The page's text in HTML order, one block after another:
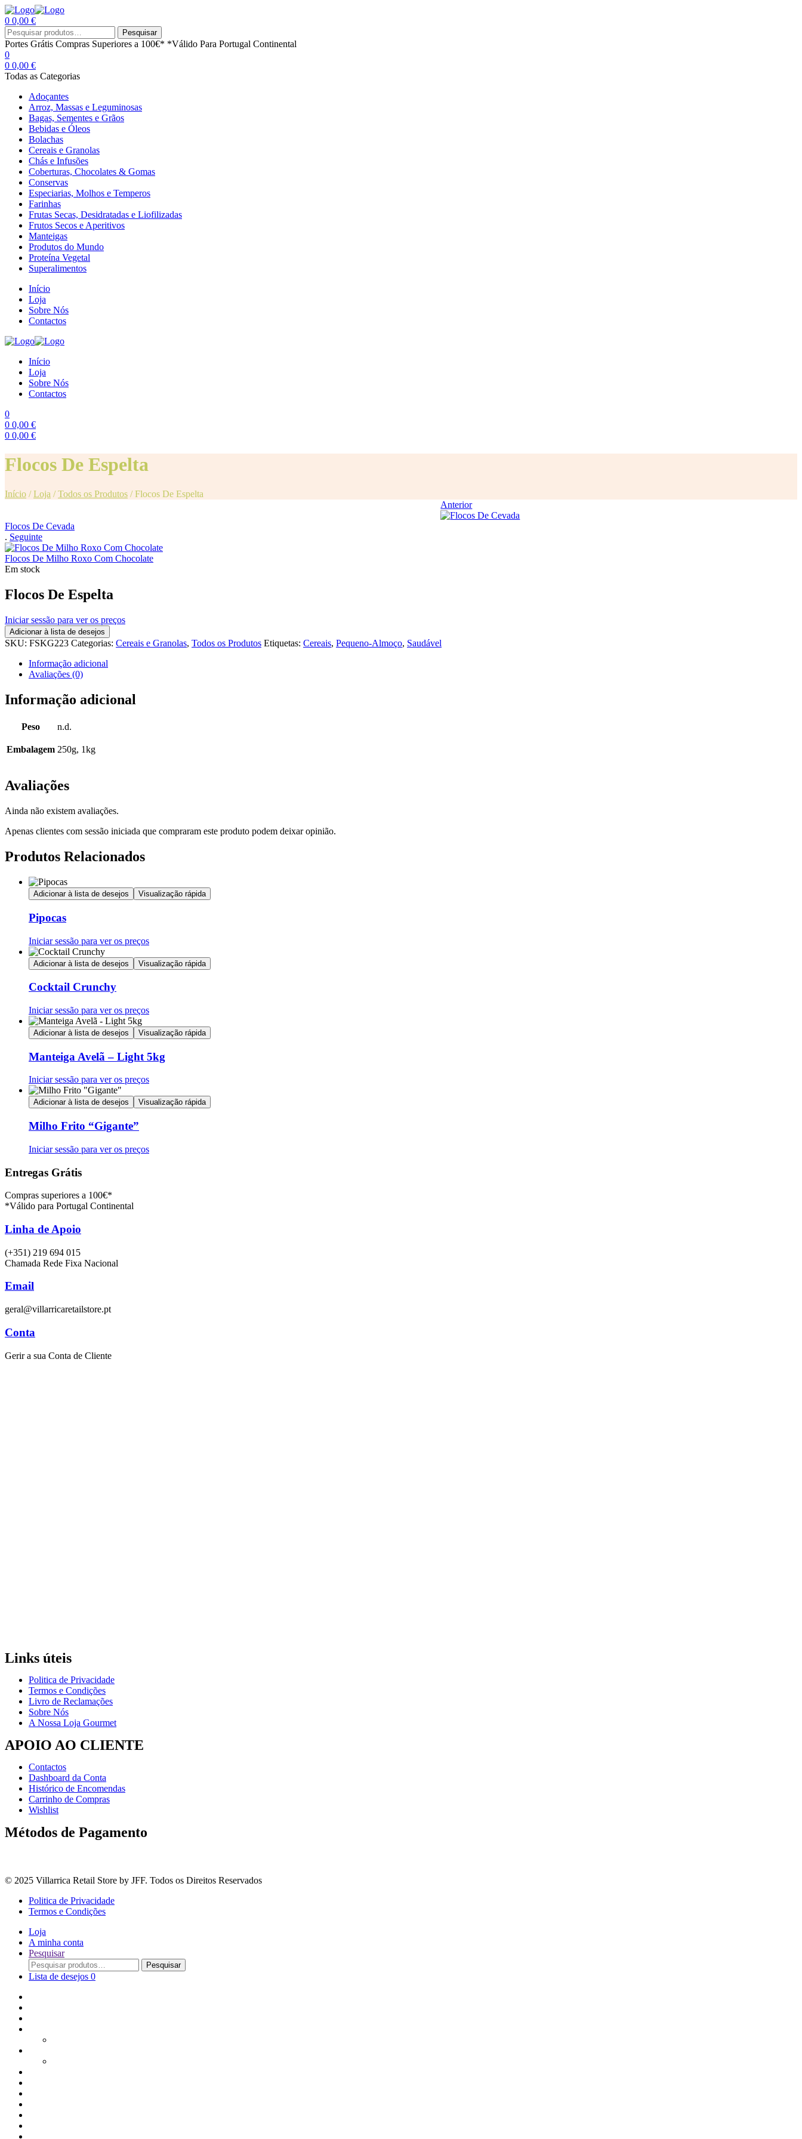
0 0,00 €
Menu
Procurar
por:
Pesquisar
Portes Grátis Compras Superiores a 100€* *Válido Para Portugal Continental
0
0 0,00 €
Todas as Categorias
Adoçantes
Arroz, Massas e Leguminosas
Bagas, Sementes e Grãos
Bebidas e Óleos
Bolachas
Cereais e Granolas
Chás e Infusões
Coberturas, Chocolates & Gomas
Conservas
Especiarias, Molhos e Temperos
Farinhas
Frutas Secas, Desidratadas e Liofilizadas
Frutos Secos e Aperitivos
Manteigas
Produtos do Mundo
Proteína Vegetal
Superalimentos
Início
Loja
Sobre Nós
Contactos
Início
Loja
Sobre Nós
Contactos
0
0 0,00 €
0 0,00 €
Flocos De Espelta
Início /Loja /Todos os Produtos /Flocos De Espelta
Anterior
Flocos De Cevada
. Seguinte
Flocos De Milho Roxo Com Chocolate
Em stock
Flocos De Espelta
Iniciar sessão para ver os preços
Adicionar à lista de desejos
SKU: FSKG223 Categorias: Cereais e Granolas, Todos os Produtos Etiquetas: Cereais, Pequeno-Almoço, Saudável
Informação adicional
Avaliações (0)
Informação adicional
Peso n.d.
Embalagem 250g, 1kg
Avaliações
Ainda não existem avaliações.
Apenas clientes com sessão iniciada que compraram este produto podem deixar opinião.
Produtos Relacionados
Adicionar à lista de desejos Visualização rápida
Pipocas
Iniciar sessão para ver os preços
Adicionar à lista de desejos Visualização rápida
Cocktail Crunchy
Iniciar sessão para ver os preços
Adicionar à lista de desejos Visualização rápida
Manteiga Avelã – Light 5kg
Iniciar sessão para ver os preços
Adicionar à lista de desejos Visualização rápida
Milho Frito “Gigante”
Iniciar sessão para ver os preços
Entregas Grátis
Compras superiores a 100€*
*Válido para Portugal Continental
Linha de Apoio
(+351) 219 694 015
Chamada Rede Fixa Nacional
Email
geral@villarricaretailstore.pt
Conta
Gerir a sua Conta de Cliente
Links úteis
Politica de Privacidade
Termos e Condições
Livro de Reclamações
Sobre Nós
A Nossa Loja Gourmet
APOIO AO CLIENTE
Contactos
Dashboard da Conta
Histórico de Encomendas
Carrinho de Compras
Wishlist
Métodos de Pagamento
© 2025 Villarrica Retail Store by JFF. Todos os Direitos Reservados
Politica de Privacidade
Termos e Condições
Loja
A minha conta
Pesquisar
Procurar
por:
Pesquisar
Lista de desejos 0